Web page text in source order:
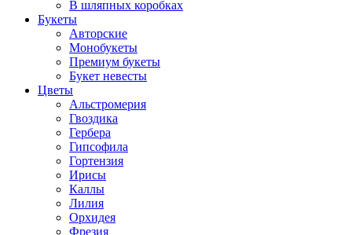
В шляпных коробках
Букеты
Авторские
Монобукеты
Премиум букеты
Букет невесты
Цветы
Альстромерия
Гвоздика
Гербера
Гипсофила
Гортензия
Ирисы
Каллы
Лилия
Орхидея
Фрезия